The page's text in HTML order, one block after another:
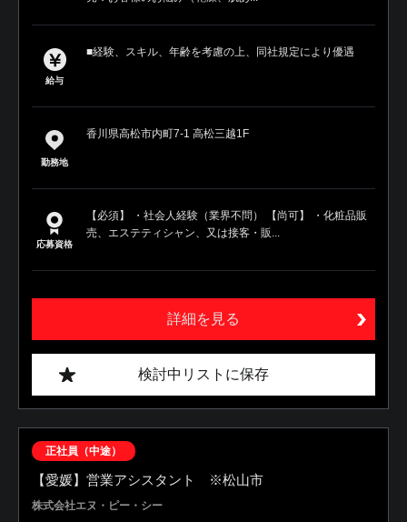
給与
■経験、スキル、年齢を考慮の上、同社規定により優遇
勤務地
香川県高松市内町7-1 高松三越1F
応募資格
【必須】 ・社会人経験（業界不問） 【尚可】 ・化粧品販
売、エステティシャン、又は接客・販...
詳細を見る
検討中リストに保存
正社員（中途）
【愛媛】営業アシスタント ※松山市
株式会社エヌ・ピー・シー